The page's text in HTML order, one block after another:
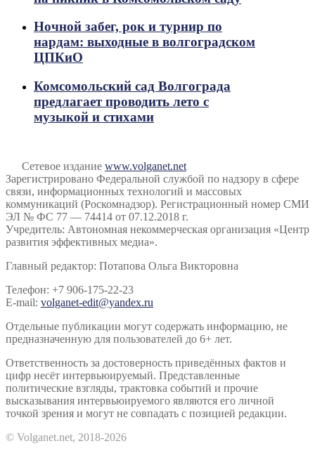
Ночной забег, рок и турнир по
нардам: выходные в волгоградском
ЦПКиО
Комсомольский сад Волгограда
предлагает проводить лето с
музыкой и стихами
Сетевое издание www.volganet.net
Зарегистрировано Федеральной службой по надзору в сфере
связи, информационных технологий и массовых
коммуникаций (Роскомнадзор). Регистрационный номер СМИ
ЭЛ № ФС 77 — 74414 от 07.12.2018 г.
Учредитель: Автономная некоммерческая организация «Центр
развития эффективных медиа».
Главный редактор: Потапова Ольга Викторовна
Телефон: +7 906-175-22-23
E-mail: volganet-edit@yandex.ru
Отдельные публикации могут содержать информацию, не
предназначенную для пользователей до 6+ лет.
Ответственность за достоверность приведённых фактов и
цифр несёт интервьюируемый. Представленные
политические взгляды, трактовка событий и прочие
высказывания интервьюируемого являются его личной
точкой зрения и могут не совпадать с позицией редакции.
© Volganet.net, 2018-2026